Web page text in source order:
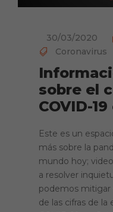
30/03/2020
Coronavirus
sobre el
COVID-
Este es un
más sobre la
mundo hoy;
a resolver
podemos mitigar
de las cifras de